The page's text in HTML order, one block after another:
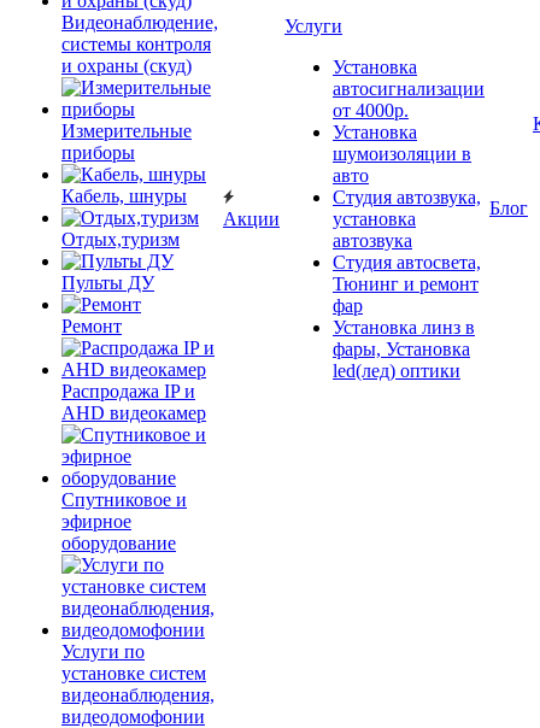
Видеонаблюдение,
системы контроля
и охраны (скуд)
Измерительные
приборы
Кабель, шнуры
Отдых,туризм
Пульты ДУ
Ремонт
Распродажа IP и
AHD видеокамер
Спутниковое и
эфирное
оборудование
Услуги по
установке систем
видеонаблюдения,
видеодомофонии
Акции
Услуги
Установка
автосигнализации
от 4000р.
Установка
шумоизоляции в
авто
Студия автозвука,
установка
автозвука
Студия автосвета,
Тюнинг и ремонт
фар
Установка линз в
фары, Установка
led(лед) оптики
Блог